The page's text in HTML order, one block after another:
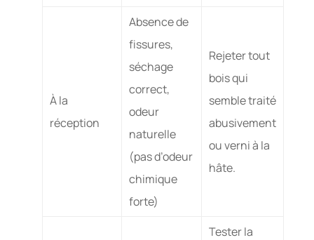
À la
réception
Absence de
fissures,
séchage
correct,
odeur
naturelle
(pas d’odeur
chimique
forte)
Rejeter tout
bois qui
semble traité
abusivement
ou verni à la
hâte.
Tester la